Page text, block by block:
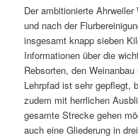
Der ambitionierte
und nach der
insgesamt knapp sieben
Informationen über die
Rebsorten, den
Lehrpfad ist sehr gepflegt,
zudem mit herrlichen
gesamte Strecke gehen
auch eine Gliederung in